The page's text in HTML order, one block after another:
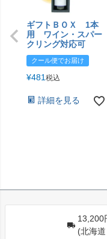
ギフトＢＯＸ 1本
用 ワイン・スパー
クリング対応可
クール便でお届け
¥481税込
詳細を見る
13,200
(北海